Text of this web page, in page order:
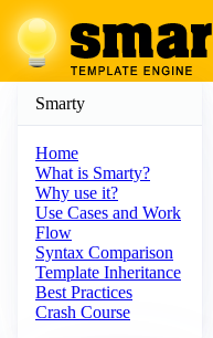
Smarty
Home
What is Smarty?
Why use it?
Use Cases and Work
Flow
Syntax Comparison
Template Inheritance
Best Practices
Crash Course